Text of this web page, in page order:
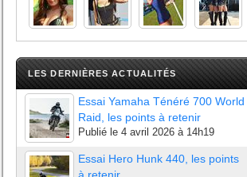
LES DERNIÈRES ACTUALITÉS
Essai Yamaha Ténéré 700 World
Raid, les points à retenir
Publié le 4 avril 2026 à 14h19
Essai Hero Hunk 440, les points